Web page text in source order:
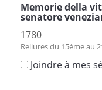
Memorie della
senatore
1780
Reliures du 15ème au
Joindre à mes